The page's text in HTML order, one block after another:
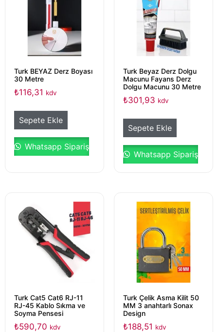
Turk BEYAZ Derz Boyası
30 Metre
₺116,31 kdv
Sepete Ekle
Whatsapp Sipariş
Turk Beyaz Derz Dolgu
Macunu Fayans Derz
Dolgu Macunu 30 Metre
₺301,93 kdv
Sepete Ekle
Whatsapp Sipariş
Turk Cat5 Cat6 RJ-11
RJ-45 Kablo Sıkma ve
Soyma Pensesi
₺590,70 kdv
Turk Çelik Asma Kilit 50
MM 3 anahtarlı Sonax
Design
₺188,51 kdv